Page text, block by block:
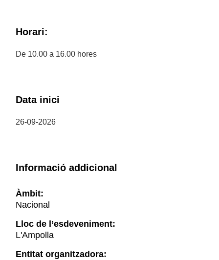
Horari:
De 10.00 a 16.00 hores
Data inici
26-09-2026
Informació addicional
Àmbit:
Nacional
Lloc de l’esdeveniment:
L'Ampolla
Entitat organitzadora: